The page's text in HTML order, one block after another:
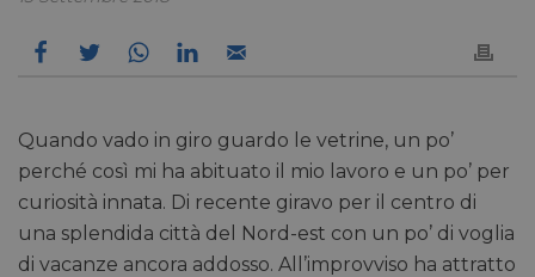
Quando vado in giro guardo le vetrine, un po’
perché così mi ha abituato il mio lavoro e un po’ per
curiosità innata. Di recente giravo per il centro di
una splendida città del Nord-est con un po’ di voglia
di vacanze ancora addosso. All’improvviso ha attratto